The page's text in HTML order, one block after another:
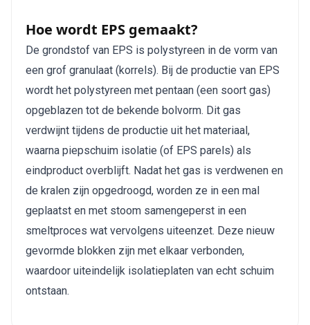
Hoe wordt EPS gemaakt?
De grondstof van EPS is polystyreen in de vorm van
een grof granulaat (korrels). Bij de productie van EPS
wordt het polystyreen met pentaan (een soort gas)
opgeblazen tot de bekende bolvorm. Dit gas
verdwijnt tijdens de productie uit het materiaal,
waarna piepschuim isolatie (of EPS parels) als
eindproduct overblijft. Nadat het gas is verdwenen en
de kralen zijn opgedroogd, worden ze in een mal
geplaatst en met stoom samengeperst in een
smeltproces wat vervolgens uiteenzet. Deze nieuw
gevormde blokken zijn met elkaar verbonden,
waardoor uiteindelijk isolatieplaten van echt schuim
ontstaan.